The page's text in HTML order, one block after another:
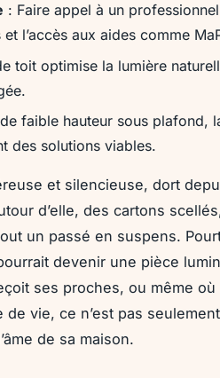
: Faire appel à un
l’accès aux aides comme
toit optimise la lumière
faible hauteur sous plafond,
des solutions viables.
et silencieuse, dort
d’elle, des cartons
un passé en suspens.
devenir une pièce
ses proches, ou même où
vie, ce n’est pas
de sa maison.